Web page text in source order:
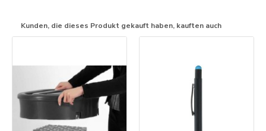
Kunden, die dieses Produkt gekauft haben, kauften auch